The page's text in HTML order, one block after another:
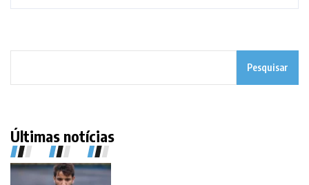
Pesquisar
Últimas notícias